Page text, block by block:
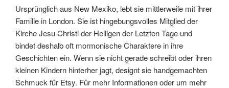
Ursprünglich aus New Mexiko, lebt sie mittlerweile mit ihrer
Familie in London. Sie ist hingebungsvolles Mitglied der
Kirche Jesu Christi der Heiligen der Letzten Tage und
bindet deshalb oft mormonische Charaktere in ihre
Geschichten ein. Wenn sie nicht gerade schreibt oder ihren
kleinen Kindern hinterher jagt, designt sie handgemachten
Schmuck für Etsy. Für mehr Informationen oder um mehr